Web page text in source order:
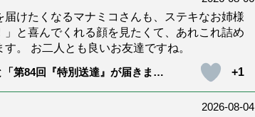
届けたくなるマナミコさんも、ステキなお姉様
と喜んでくれる顔を見たくて、あれこれ詰め
。 お二人とも良いお友達ですね。
第84回『特別送達』が届きまし
+1
2026-08-04